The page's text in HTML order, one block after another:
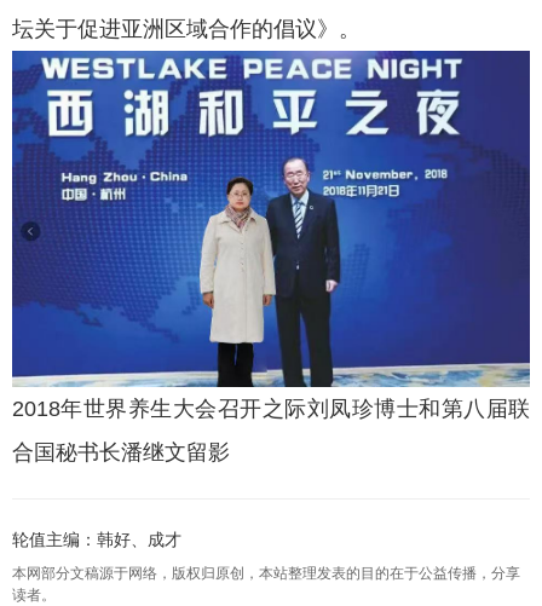
坛关于促进亚洲区域合作的倡议》。
2018年世界养生大会召开之际刘凤珍博士和第八届联
合国秘书长潘继文留影
轮值主编：韩好、成才
本网部分文稿源于网络，版权归原创，本站整理发表的目的在于公益传播，分享
读者。